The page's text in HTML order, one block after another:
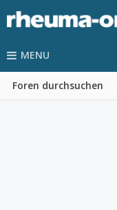
MENU
Foren durchsuchen